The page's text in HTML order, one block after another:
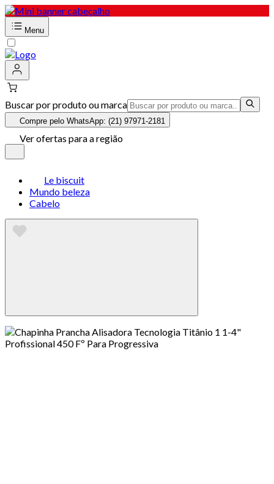
Menu
Buscar por produto ou marca
Compre pelo WhatsApp: (21) 97971-2181
Ver ofertas para a região
Le biscuit
Mundo beleza
Cabelo